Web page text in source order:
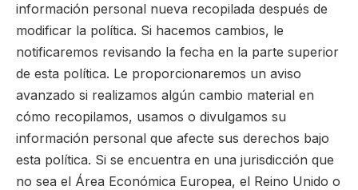
información personal nueva recopilada después de
modificar la política. Si hacemos cambios, le
notificaremos revisando la fecha en la parte superior
de esta política. Le proporcionaremos un aviso
avanzado si realizamos algún cambio material en
cómo recopilamos, usamos o divulgamos su
información personal que afecte sus derechos bajo
esta política. Si se encuentra en una jurisdicción que
no sea el Área Económica Europea, el Reino Unido o